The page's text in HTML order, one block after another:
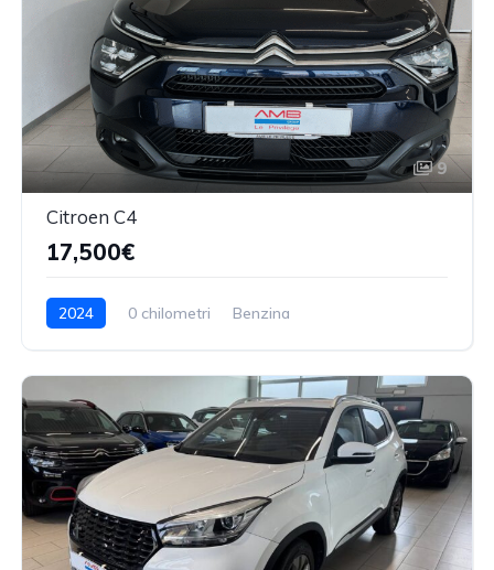
9
Citroen C4
17,500€
2024 0 chilometri Benzina